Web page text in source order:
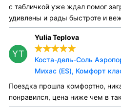
с табличкой уже ждал помог
удивлены и рады быстроте и
YT
Yulia Teplova
Коста-дель-Соль
Михас (ES), Комфорт
Поездка прошла комфортно,
понравился, цена ниже чем в